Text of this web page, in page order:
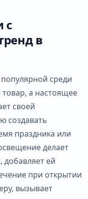
с
в
популярной среди
товар, а настоящее
своей
создавать
праздника или
делает
добавляет ей
при открытии
вызывает